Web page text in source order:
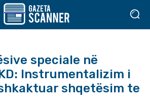
speciale në
Instrumentalizim i
shqetësim te